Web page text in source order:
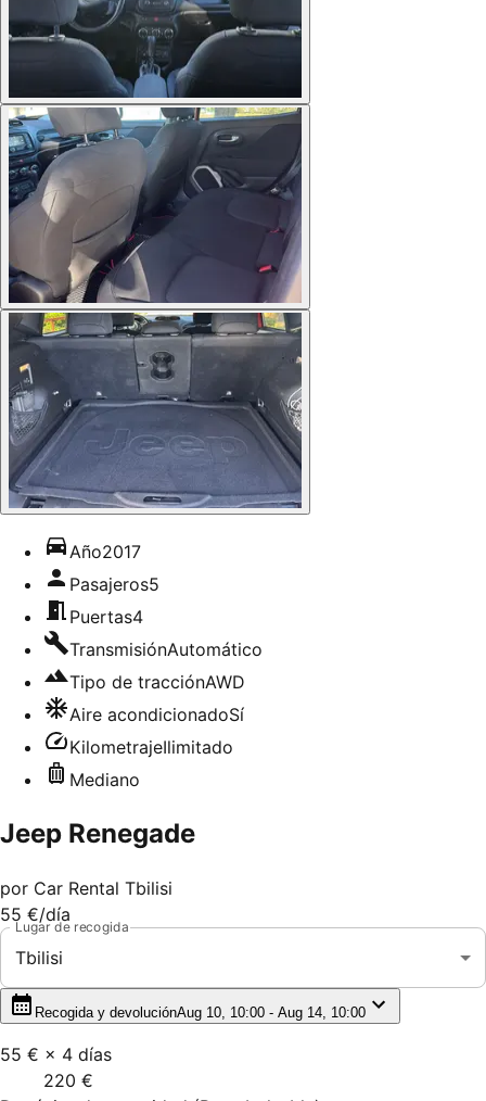
Año2017
Pasajeros5
Puertas4
TransmisiónAutomático
Tipo de tracciónAWD
Aire acondicionadoSí
KilometrajeIlimitado
Mediano
Jeep Renegade
por Car Rental Tbilisi
55 €/día
Lugar de recogida
Tbilisi
Recogida y devoluciónAug 10, 10:00 - Aug 14, 10:00
55 € × 4 días
220 €